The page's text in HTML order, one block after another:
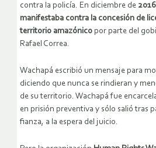
contra la policía. En diciembre de
manifestaba contra la concesión de
territorio amazónico por parte del
Rafael Correa.
Wachapá escribió un mensaje para
diciendo que nunca se rindieran y
de su territorio. Wachapá fue
en prisión preventiva y sólo salió tras
fianza, a la espera del juicio.